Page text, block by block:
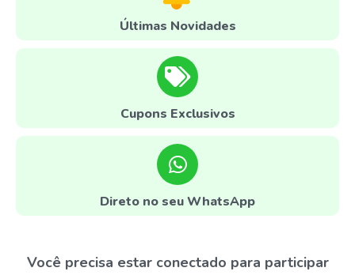
Últimas Novidades
Cupons Exclusivos
Direto no seu WhatsApp
Você precisa estar conectado para participar